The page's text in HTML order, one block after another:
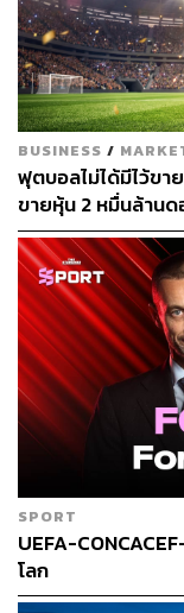
BUSINESS /
ฟุตบอลไม่ได้มีไว้ขา
ขายหุ้น 2 หมื่นล้าน
คว่ำบาตร
SPORT
UEFA-
โลก